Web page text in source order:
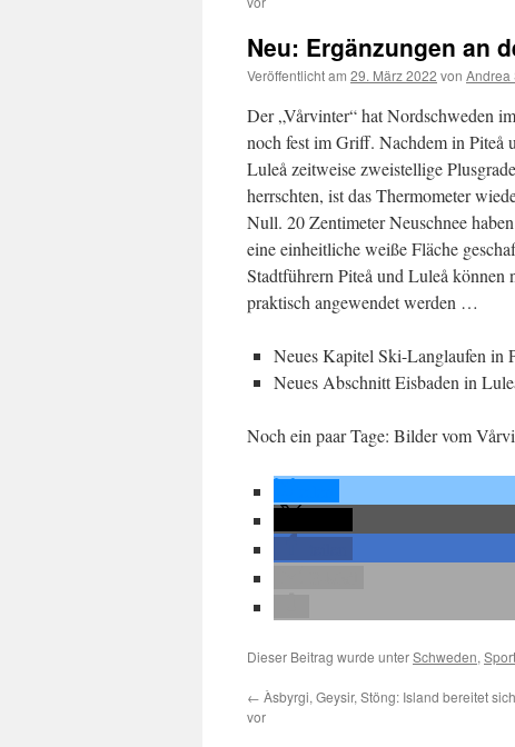
Neu: Ergänzungen an
Veröffentlicht am 29. März 2022 von Andrea
Der „Vårvinter“ hat Nordschweden
noch fest im Griff. Nachdem in Piteå
Luleå zeitweise zweistellige Plusgrade
herrschten, ist das Thermometer
Null. 20 Zentimeter Neuschnee
eine einheitliche weiße Fläche
Stadtführern Piteå und Luleå können
praktisch angewendet werden …
Neues Kapitel Ski-Langlaufen in
Neues Abschnitt Eisbaden in
Noch ein paar Tage: Bilder vom
Dieser Beitrag wurde unterSchweden, Sport
← Àsbyrgi, Geysir, Stöng: Island bereitet
vor